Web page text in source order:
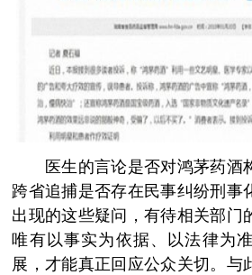
医生的言论是否对鸿茅药酒
跨省追捕是否存在民事纠纷刑事
出现的这些疑问，有待相关部门
唯有以事实为依据、以法律为
展，才能真正回应公众关切。与